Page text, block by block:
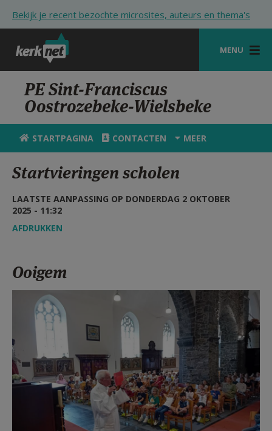
Bekijk je recent bezochte microsites, auteurs en thema's
MENU
STARTPAGINA
KERK
VIERINGEN
ZOEKEN
HULP
STARTPAGINA PORTAAL
AANMELDEN OF REGISTREREN
PE Sint-Franciscus
Oostrozebeke-Wielsbeke
STARTPAGINA CONTACTEN MEER
Startvieringen scholen
LAATSTE AANPASSING OP DONDERDAG 2 OKTOBER
2025 - 11:32
AFDRUKKEN
Ooigem
start3.jpg